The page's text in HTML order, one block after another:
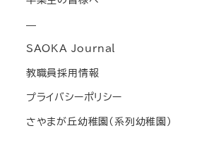
—
SAOKA Journal
教職員採用情報
プライバシーポリシー
さやまが丘幼稚園(系列幼稚園)